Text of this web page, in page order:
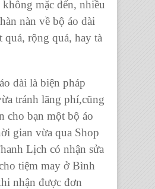
mặc đến, nhiều
nàn về bộ áo dài
quá, rộng quá, hay tà
dài là biện pháp
tránh lãng phí,cũng
cho bạn một bộ áo
gian vừa qua Shop
Lịch có nhận sửa
tiệm may ở Bình
nhận được đơn